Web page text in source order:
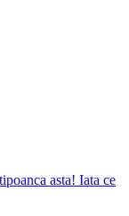
asta! Iata ce